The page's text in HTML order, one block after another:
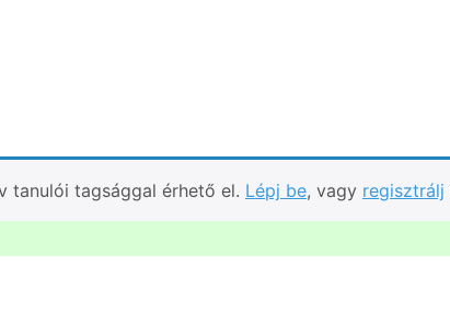
tanulói tagsággal érhető el. Lépj be, vagy regisztrálj